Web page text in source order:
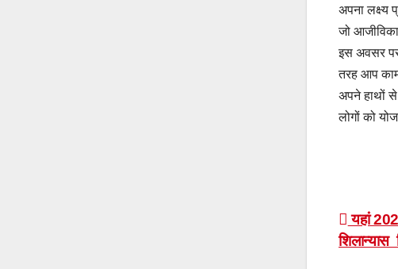
अपना लक्ष्य
जो
इस अवसर पर
तरह आप
अपने हाथों
लोगों को
Post
यहां
शिलान्यास